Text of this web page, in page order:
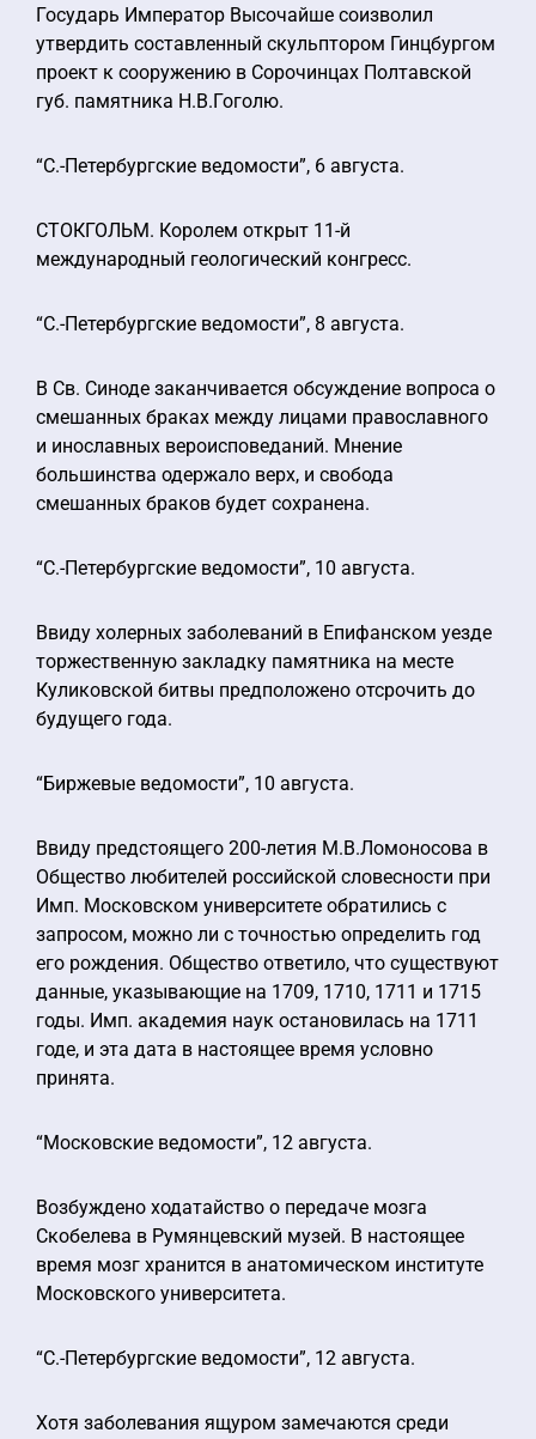
Государь Император Высочайше соизволил
утвердить составленный скульптором Гинцбургом
проект к сооружению в Сорочинцах Полтавской
губ. памятника Н.В.Гоголю.
“С.-Петербургские ведомости”, 6 августа.
СТОКГОЛЬМ. Королем открыт 11-й
международный геологический конгресс.
“С.-Петербургские ведомости”, 8 августа.
В Св. Синоде заканчивается обсуждение вопроса о
смешанных браках между лицами православного
и инославных вероисповеданий. Мнение
большинства одержало верх, и свобода
смешанных браков будет сохранена.
“С.-Петербургские ведомости”, 10 августа.
Ввиду холерных заболеваний в Епифанском уезде
торжественную закладку памятника на месте
Куликовской битвы предположено отсрочить до
будущего года.
“Биржевые ведомости”, 10 августа.
Ввиду предстоящего 200-летия М.В.Ломоносова в
Общество любителей российской словесности при
Имп. Московском университете обратились с
запросом, можно ли с точностью определить год
его рождения. Общество ответило, что существуют
данные, указывающие на 1709, 1710, 1711 и 1715
годы. Имп. академия наук остановилась на 1711
годе, и эта дата в настоящее время условно
принята.
“Московские ведомости”, 12 августа.
Возбуждено ходатайство о передаче мозга
Скобелева в Румянцевский музей. В настоящее
время мозг хранится в анатомическом институте
Московского университета.
“С.-Петербургские ведомости”, 12 августа.
Хотя заболевания ящуром замечаются среди